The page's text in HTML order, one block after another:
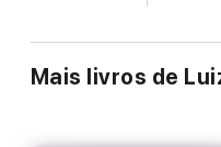
Mais livros de